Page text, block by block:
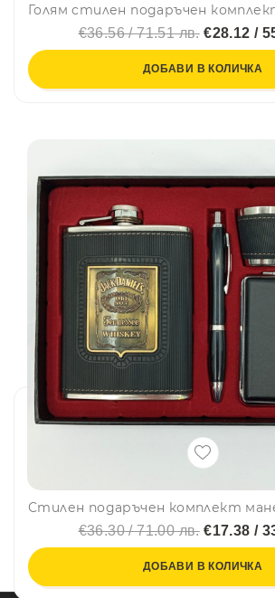
€36.56 / 71.51 лв.€28.12 /
ДОБАВИ В КОЛИЧКА
€36.30 / 71.00 лв.€17.38 /
ДОБАВИ В КОЛИЧКА